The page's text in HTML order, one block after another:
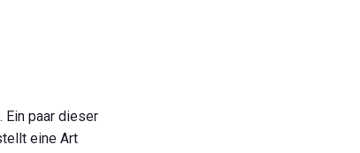
Ein paar dieser
eine Art